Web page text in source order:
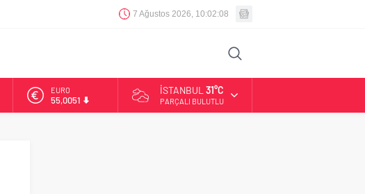
7 Ağustos 2026, 10:02:09
EURO
55,0051
İSTANBUL 31°C
PARÇALI BULUTLU